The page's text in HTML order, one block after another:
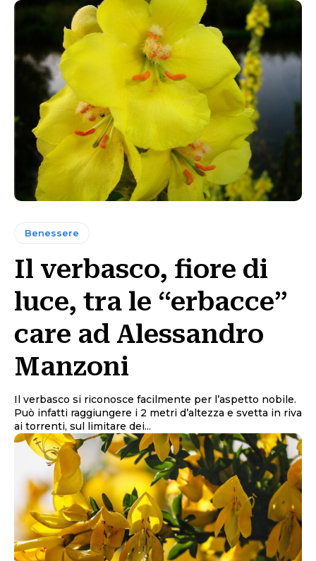
Benessere
Il verbasco, fiore di
luce, tra le “erbacce”
care ad Alessandro
Manzoni
Il verbasco si riconosce facilmente per l’aspetto nobile.
Può infatti raggiungere i 2 metri d’altezza e svetta in riva
ai torrenti, sul limitare dei...